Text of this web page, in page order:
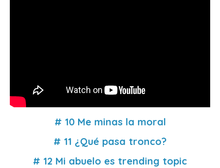
# 10 Me minas la moral
# 11 ¿Qué pasa tronco?
# 12 Mi abuelo es trending topic